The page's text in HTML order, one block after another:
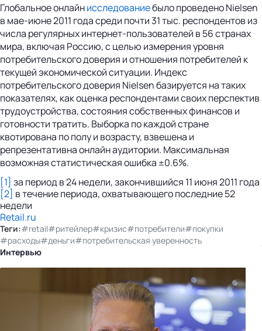
Глобальное онлайнисследованиебыло проведено Nielsen
в мае-июне 2011 года среди почти 31 тыс. респондентов из
числа регулярных интернет-пользователей в 56 странах
мира, включая Россию, с целью измерения уровня
потребительского доверия и отношения потребителей к
текущей экономической ситуации. Индекс
потребительского доверия Nielsen базируется на таких
показателях, как оценка респондентами своих перспектив
трудоустройства, состояния собственных финансов и
готовности тратить. Выборка по каждой стране
квотирована по полу и возрасту, взвешена и
репрезентативна онлайн аудитории. Максимальная
возможная статистическая ошибка ±0.6%.
[1] за период в 24 недели, закончившийся 11 июня 2011 года
[2] в течение периода, охватывающего последние 52
недели
Retail.ru
Теги:#retail#ритейлер#кризис#потребители#покупки
#расходы#деньги#потребительская уверенность
Интервью